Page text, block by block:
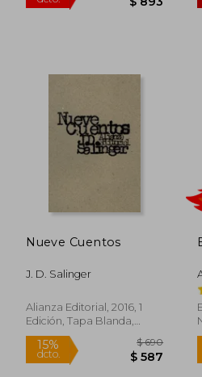
Nueve Cuentos
J. D. Salinger
Alianza Editorial, 2016, 1
Edición, Tapa Blanda,
Nuevo